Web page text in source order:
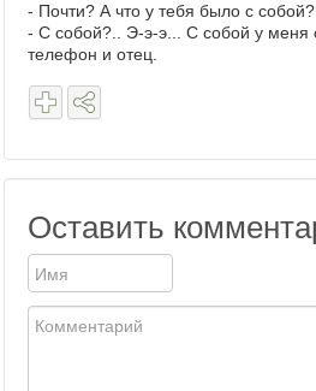
- Почти? А что у тебя было с собой?
- С собой?.. Э-э-э... С собой у меня
телефон и отец.
Оставить